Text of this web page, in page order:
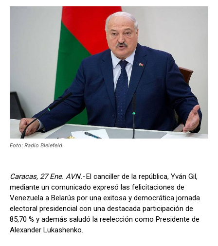
Foto: Radio Bielefeld.
Caracas, 27 Ene. AVN.-El canciller de la república, Yván Gil,
mediante un comunicado expresó las felicitaciones de
Venezuela a Belarús por una exitosa y democrática jornada
electoral presidencial con una destacada participación de
85,70 % y además saludó la reelección como Presidente de
Alexander Lukashenko.